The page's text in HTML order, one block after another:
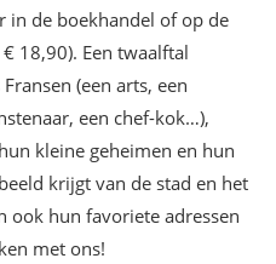
in de boekhandel of op de
18,90). Een twaalftal
(een arts, een
een chef-kok…),
kleine geheimen en hun
krijgt van de stad en het
ook hun favoriete adressen
met ons!